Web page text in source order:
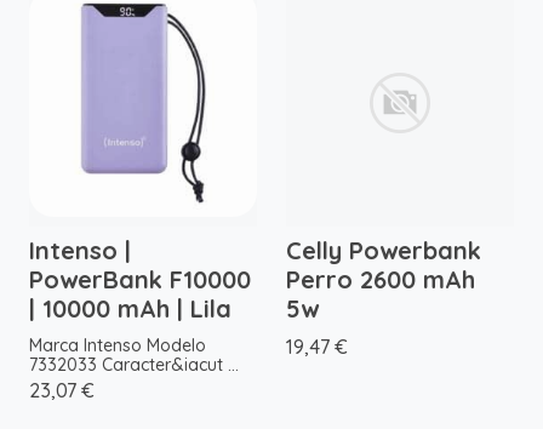
Intenso |
PowerBank F10000
| 10000 mAh | Lila
Marca Intenso Modelo
7332033 Caracter&iacut ...
23,07 €
Celly Powerbank
Perro 2600 mAh
5w
19,47 €